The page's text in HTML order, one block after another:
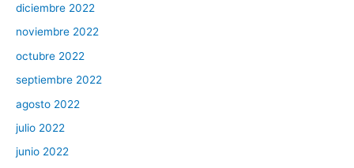
diciembre 2022
noviembre 2022
octubre 2022
septiembre 2022
agosto 2022
julio 2022
junio 2022